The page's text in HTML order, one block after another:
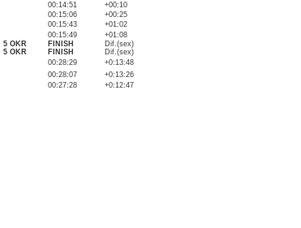
00:14:51
+00:10
00:15:06
+00:25
00:15:43
+01:02
00:15:49
+01:08
5 OKR FINISH
Dif.(sex)
5 OKR FINISH
Dif.(sex)
00:28:29
+0:13:48
00:28:07
+0:13:26
00:27:28 +0:12:47